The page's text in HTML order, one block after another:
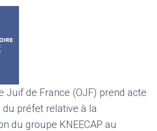
Juif de France (OJF) prend acte
du préfet relative à la
du groupe KNEECAP au